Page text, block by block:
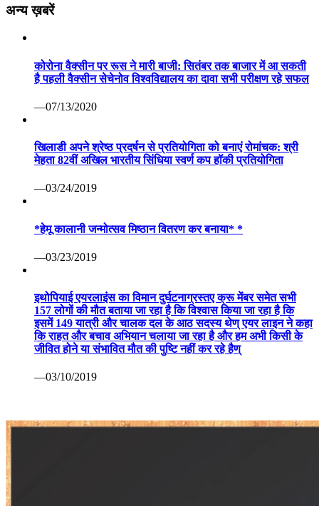
अन्य ख़बरें
कोरोना वैक्सीन पर रूस ने मारी बाजी: सितंबर तक बाजार में आ सकती
है पहली वैक्सीन सेचेनोव विश्वविद्यालय का दावा सभी परीक्षण रहे सफल
—07/13/2020
खिलाडी अपने श्रेष्ठ प्रदर्षन से प्रतियोगिता को बनाएं रोमांचक: श्री
मेहता 82वीं अखिल भारतीय सिंधिया स्वर्ण कप हॉकी प्रतियोगिता
—03/24/2019
*हेमू कालानी जन्मोत्सव मिष्ठान वितरण कर बनाया* *
—03/23/2019
इथोपियाई एयरलाइंस का विमान दुर्घटनाग्रस्तए क्रू मेंबर समेत सभी
157 लोगों की मौत बताया जा रहा है कि विश्वास किया जा रहा है कि
इसमें 149 यात्री और चालक दल के आठ सदस्य थेण् एयर लाइन ने कहा
कि राहत और बचाव अभियान चलाया जा रहा है और हम अभी किसी के
जीवित होने या संभावित मौत की पुष्टि नहीं कर रहे हैण्
—03/10/2019